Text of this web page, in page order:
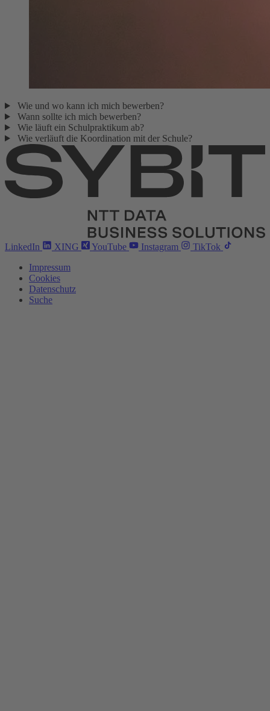
Wie und wo kann ich mich bewerben?
Wann sollte ich mich bewerben?
Wie läuft ein Schulpraktikum ab?
Wie verläuft die Koordination mit der Schule?
LinkedIn XING YouTube Instagram
TikTok
Impressum
Cookies
Datenschutz
Suche